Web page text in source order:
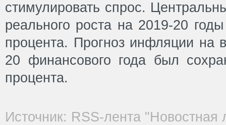
стимулировать спрос.
реального роста на 2019-20
процента. Прогноз инфляции на
20 финансового года был
процента.
Источник: RSS-лента "Новостная